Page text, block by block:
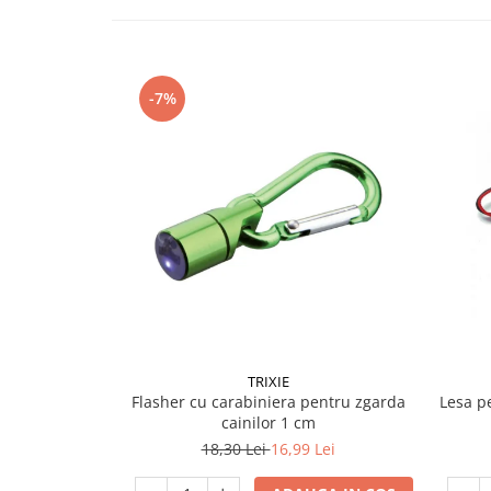
-7%
TRIXIE
Flasher cu carabiniera pentru zgarda
cainilor 1 cm
18,30 Lei16,99 Lei
Lesa